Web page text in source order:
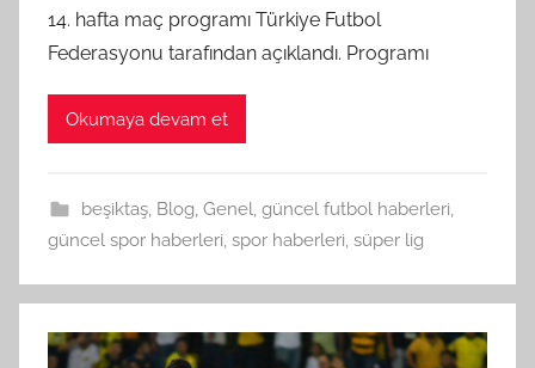
14. hafta maç programı Türkiye Futbol
Federasyonu tarafından açıklandı. Programı
Okumaya devam et
beşiktaş, Blog, Genel, güncel futbol haberleri,
güncel spor haberleri, spor haberleri, süper lig